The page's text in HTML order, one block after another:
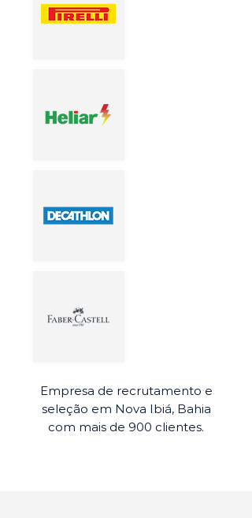
Empresa de recrutamento e
seleção em Nova Ibiá, Bahia
com mais de 900 clientes.